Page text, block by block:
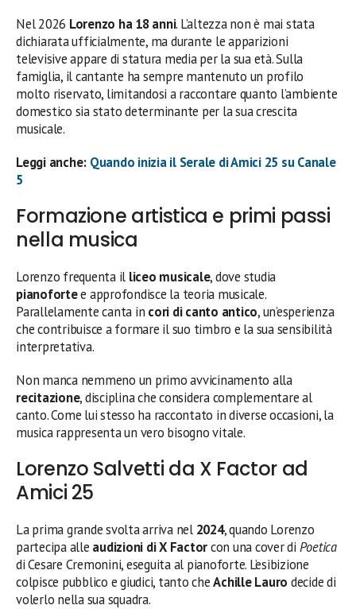
Nel 2026 Lorenzo ha 18 anni. L’altezza non è mai stata
dichiarata ufficialmente, ma durante le apparizioni
televisive appare di statura media per la sua età. Sulla
famiglia, il cantante ha sempre mantenuto un profilo
molto riservato, limitandosi a raccontare quanto l’ambiente
domestico sia stato determinante per la sua crescita
musicale.
Leggi anche: Quando inizia il Serale di Amici 25 su Canale
5
Formazione artistica e primi passi
nella musica
Lorenzo frequenta il liceo musicale, dove studia
pianofortee approfondisce la teoria musicale.
Parallelamente canta in cori di canto antico, un’esperienza
che contribuisce a formare il suo timbro e la sua sensibilità
interpretativa.
Non manca nemmeno un primo avvicinamento alla
recitazione, disciplina che considera complementare al
canto. Come lui stesso ha raccontato in diverse occasioni, la
musica rappresenta un vero bisogno vitale.
Lorenzo Salvetti da X Factor ad
Amici 25
La prima grande svolta arriva nel 2024, quando Lorenzo
partecipa alle audizioni di X Factorcon una cover di Poetica
di Cesare Cremonini, eseguita al pianoforte. L’esibizione
colpisce pubblico e giudici, tanto cheAchille Lauro decide di
volerlo nella sua squadra.